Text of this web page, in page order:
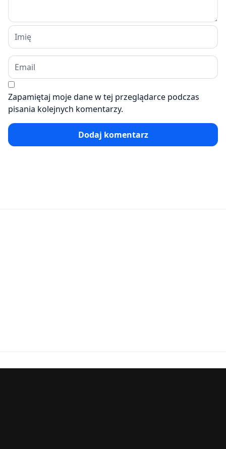
Zapamiętaj moje dane w tej przeglądarce podczas
pisania kolejnych komentarzy.
Dodaj komentarz